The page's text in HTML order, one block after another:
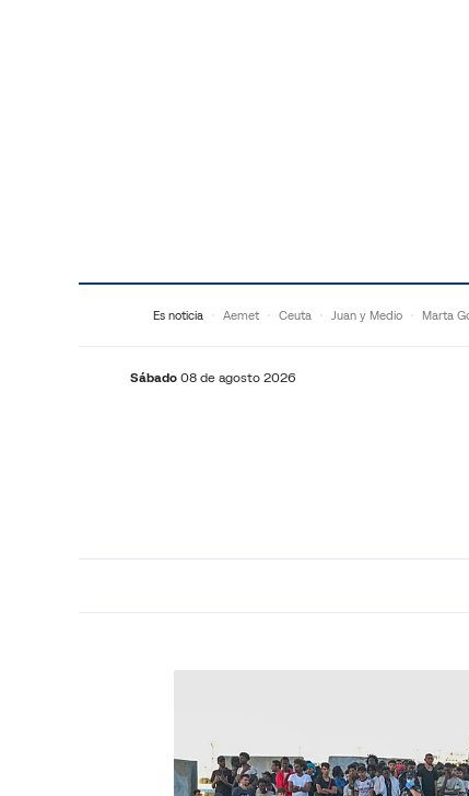
Es noticia Aemet Ceuta Juan y Medio Marta
Sábado 08 de agosto 2026